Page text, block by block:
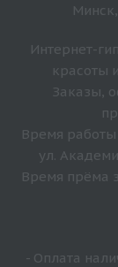
Интернет-
красоты
Заказы,
Время работы
ул.
Время прёма
- Оплата